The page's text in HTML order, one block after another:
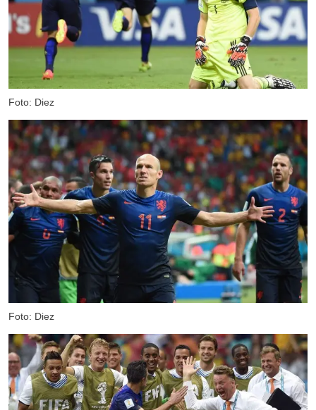
Foto: Diez
Foto: Diez